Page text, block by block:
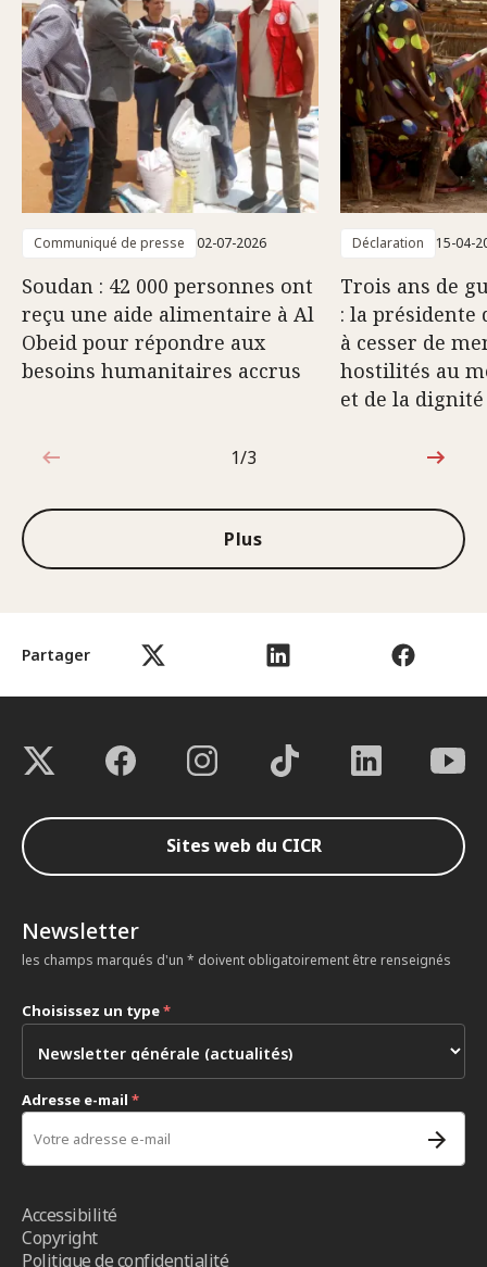
Partager
Communiqué de presse 02-07-2026
Soudan : 42 000 personnes ont
reçu une aide alimentaire à Al
Obeid pour répondre aux
besoins humanitaires accrus
Déclaration 15-04-
Trois ans de
: la présidente
à cesser de
hostilités au
et de la
1sur3
1/3
Plus
Sites web du CICR
Newsletter
les champs marqués d'un * doivent obligatoirement être renseignés
Choisissez un type*
Adresse e-mail *
Accessibilité
Copyright
Politique de confidentialité